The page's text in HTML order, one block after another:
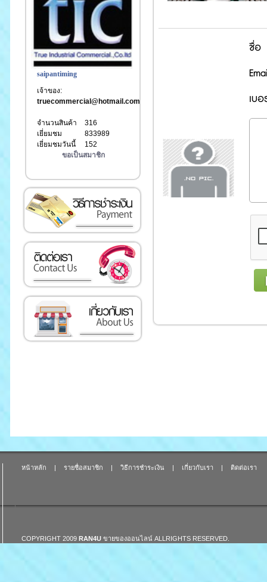
saipantiming
เจ้าของ:
truecommercial@hotmail.com
จำนวนสินค้า
316
เยี่ยมชม
833989
เยี่ยมชมวันนี้
152
ขอเป็นสมาชิก
ชื่อ
เบ
หน้าหลัก | รายชื่อสมาชิก | วิธีการชำระเงิน | เกี่ยวกับเรา | ติดต่อเรา
COPYRIGHT 2009 RAN4U ขายของออนไลน์ ALLRIGHTS RESERVED.